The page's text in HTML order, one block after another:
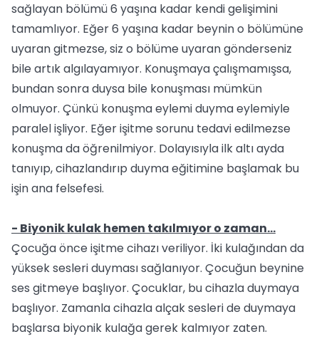
sağlayan bölümü 6 yaşına kadar kendi gelişimini
tamamlıyor. Eğer 6 yaşına kadar beynin o bölümüne
uyaran gitmezse, siz o bölüme uyaran gönderseniz
bile artık algılayamıyor. Konuşmaya çalışmamışsa,
bundan sonra duysa bile konuşması mümkün
olmuyor. Çünkü konuşma eylemi duyma eylemiyle
paralel işliyor. Eğer işitme sorunu tedavi edilmezse
konuşma da öğrenilmiyor. Dolayısıyla ilk altı ayda
tanıyıp, cihazlandırıp duyma eğitimine başlamak bu
işin ana felsefesi.
- Biyonik kulak hemen takılmıyor o zaman...
Çocuğa önce işitme cihazı veriliyor. İki kulağından da
yüksek sesleri duyması sağlanıyor. Çocuğun beynine
ses gitmeye başlıyor. Çocuklar, bu cihazla duymaya
başlıyor. Zamanla cihazla alçak sesleri de duymaya
başlarsa biyonik kulağa gerek kalmıyor zaten.